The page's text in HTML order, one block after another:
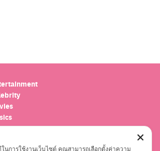
นการใช้งานเว็บไซต์ คุณสามารถเลือกตั้งค่าความ